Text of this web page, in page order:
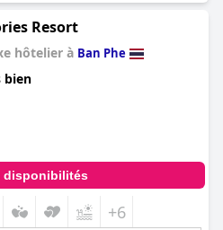
Resort
hôtelier à Ban Phe
bien
disponibilités
+6